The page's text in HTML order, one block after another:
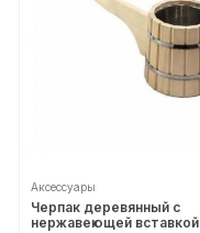
Аксессуары
Черпак деревянный с
нержавеющей вставкой